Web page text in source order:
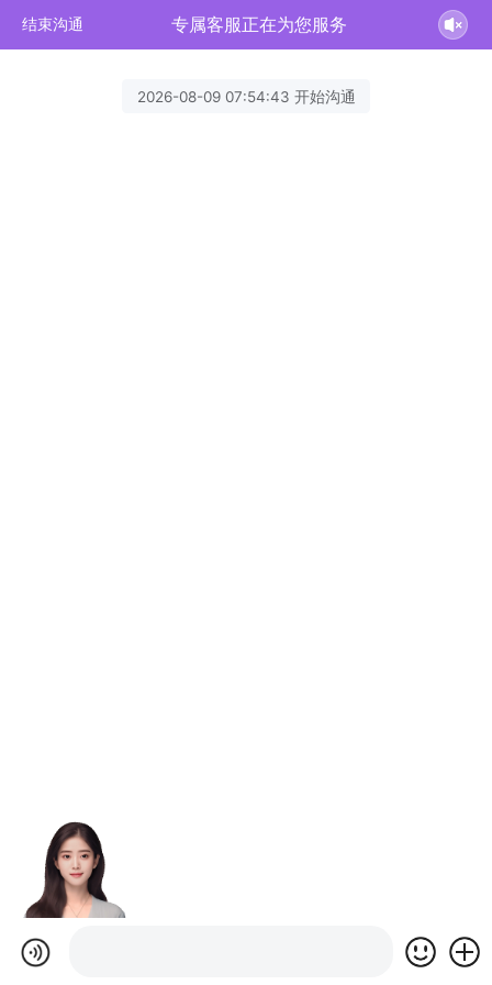
结束沟通 专属客服正在为您服务
2026-08-09 07:54:43 开始沟通